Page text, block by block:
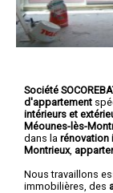
Société
d'appartement
intérieurs et
Méounes-lès-
dans la rénovation
Montrieux,
Nous travaillons
immobilières, des